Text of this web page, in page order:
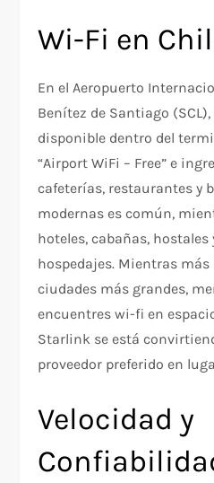
Wi-Fi en
En el Aeropuerto
Benítez de Santiago
disponible dentro del
“Airport WiFi – Free” e
cafeterías, restaurantes y
modernas es común,
hoteles, cabañas, hostales
hospedajes. Mientras más
ciudades más grandes,
encuentres wi-fi en
Starlink se está
proveedor preferido en
Velocidad y